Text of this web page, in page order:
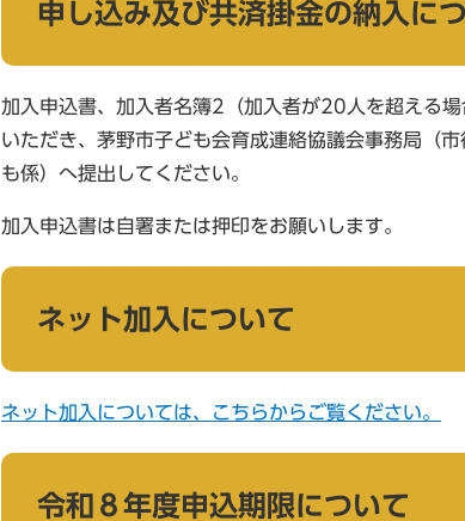
申し込み及び共済掛金の納入に
加入申込書、加入者名簿2（加入者が20人を超える
いただき、茅野市子ども会育成連絡協議会事務局（
も係）へ提出してください。
加入申込書は自署または押印をお願いします。
ネット加入について
ネット加入については、こちらからご覧ください。
令和８年度申込期限について